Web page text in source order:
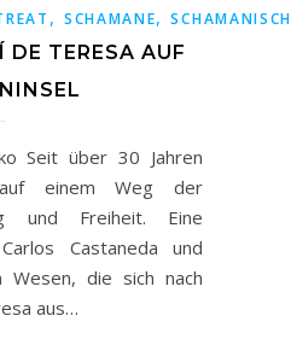
, SCHAMANE,SCHAMANISCH
DE TERESA AUF
Seit über 30 Jahren
einem Weg der
und Freiheit. Eine
Castaneda und
Wesen, die sich nach
aus…